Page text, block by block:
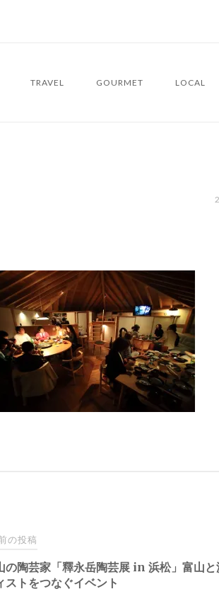
TRAVEL GOURMET LOCAL
の投稿
の陶芸家「釋永岳陶芸展 in 浜松」富山
ストをつなぐイベント